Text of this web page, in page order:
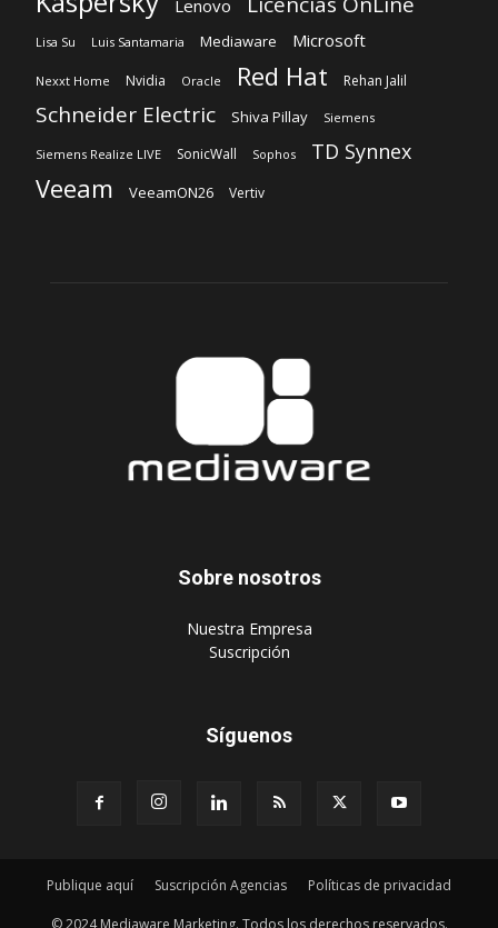
Lenovo
Lisa Su Luis Santamaria Mediaware Microsoft
Nexxt Home Nvidia Oracle Red Hat Rehan Jalil
Schneider Electric Shiva Pillay Siemens
Siemens Realize LIVE SonicWall Sophos TD Synnex
Veeam VeeamON26 Vertiv
Sobre nosotros
‎Nuestra Empresa
‎Suscripción
Síguenos
Publique aquí Suscripción Agencias Políticas de privacidad